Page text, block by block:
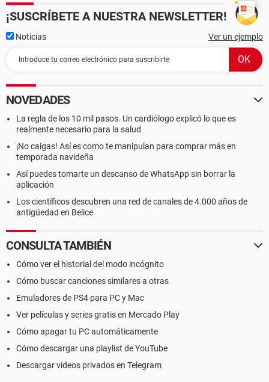
¡SUSCRÍBETE A NUESTRA NEWSLETTER!
Noticias Ver un ejemplo
NOVEDADES
La regla de los 10 mil pasos. Un cardiólogo explicó lo que es
realmente necesario para la salud
¡No caigas! Así es como te manipulan para comprar más en
temporada navideña
Así puedes tomarte un descanso de WhatsApp sin borrar la
aplicación
Los científicos descubren una red de canales de 4.000 años de
antigüedad en Belice
CONSULTA TAMBIÉN
Cómo ver el historial del modo incógnito
Cómo buscar canciones similares a otras
Emuladores de PS4 para PC y Mac
Ver películas y series gratis en Mercado Play
Cómo apagar tu PC automáticamente
Cómo descargar una playlist de YouTube
Descargar videos privados en Telegram